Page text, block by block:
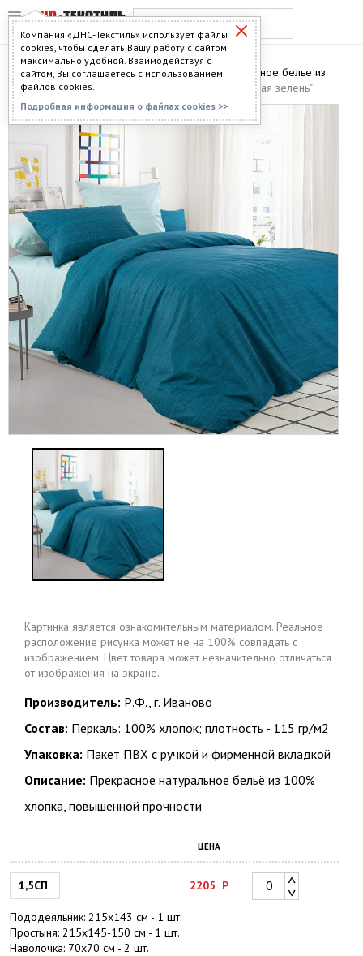
Компания «ДНС-Текстиль» использует файлы
cookies, чтобы сделать Вашу работу с сайтом
максимально удобной. Взаимодействуя с
сайтом, Вы соглашаетесь с использованием
файлов cookies.
Подробная информация о файлах cookies >>
Главная >Каталог>Постельное бельё>Постельное белье из
перкали > Постельное белье Перкаль "Изумрудная зелень"
Картинка является ознакомительным материалом. Реальное
расположение рисунка может не на 100% совпадать с
изображением. Цвет товара может незначительно отличаться
от изображения на экране.
Производитель: Р.Ф., г. Иваново
Состав: Перкаль: 100% хлопок; плотность - 115 гр/м2
Упаковка: Пакет ПВХ с ручкой и фирменной вкладкой
Описание: Прекрасное натуральное бельё из 100%
хлопка, повышенной прочности
ЦЕНА
1,5СП 2205 Р
Пододеяльник: 215х143 см - 1 шт.
Простыня: 215х145-150 см - 1 шт.
Наволочка: 70х70 см - 2 шт.